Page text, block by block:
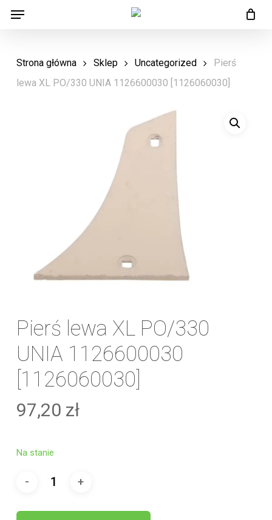
Skip
content
Menu
Strona główna Sklep Uncategorized
Pierś
lewa XL PO/330 UNIA 1126600030 [1126060030]
Pierś lewa XL PO/330
UNIA 1126600030
[1126060030]
97,20 zł
Na stanie
Menu